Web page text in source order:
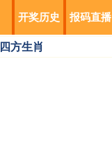
开奖历史 报码直播
四方生肖